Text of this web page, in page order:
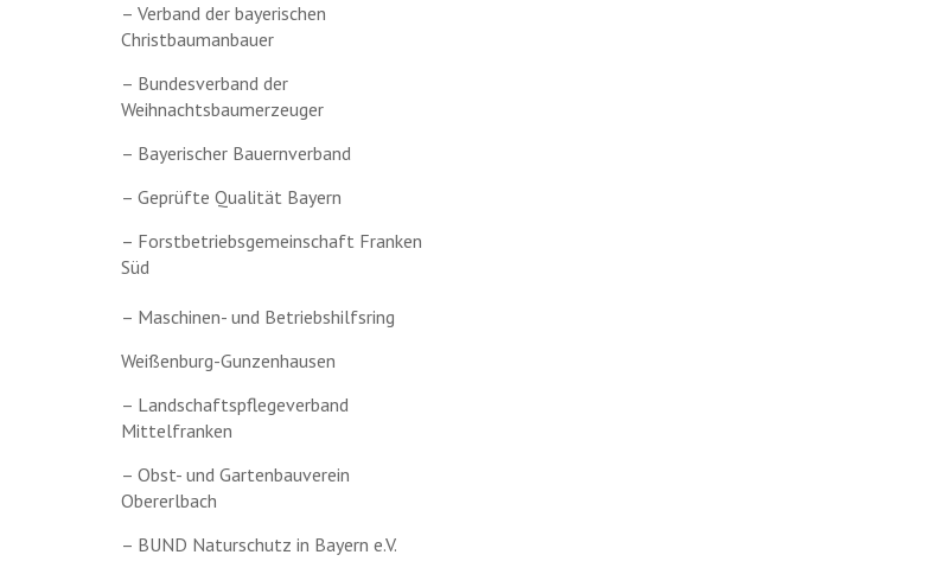
– Verband der bayerischen
Christbaumanbauer
– Bundesverband der
Weihnachtsbaumerzeuger
– Bayerischer Bauernverband
– Geprüfte Qualität Bayern
– Forstbetriebsgemeinschaft Franken
Süd
– Maschinen- und Betriebshilfsring
Weißenburg-Gunzenhausen
– Landschaftspflegeverband
Mittelfranken
– Obst- und Gartenbauverein
Obererlbach
– BUND Naturschutz in Bayern e.V.